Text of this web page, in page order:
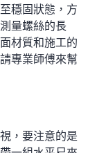
穩固狀態，方
量螺絲的長
材質和施工的
專業師傅來幫
，要注意的是